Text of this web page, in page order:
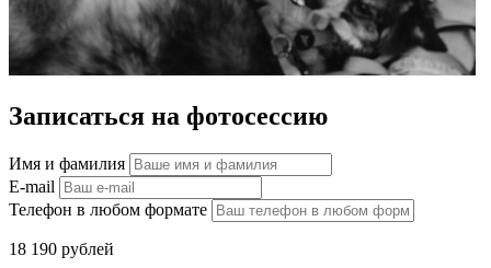
Записаться на фотосессию
Имя и фамилия
E-mail
Телефон в любом формате
18 190 рублей